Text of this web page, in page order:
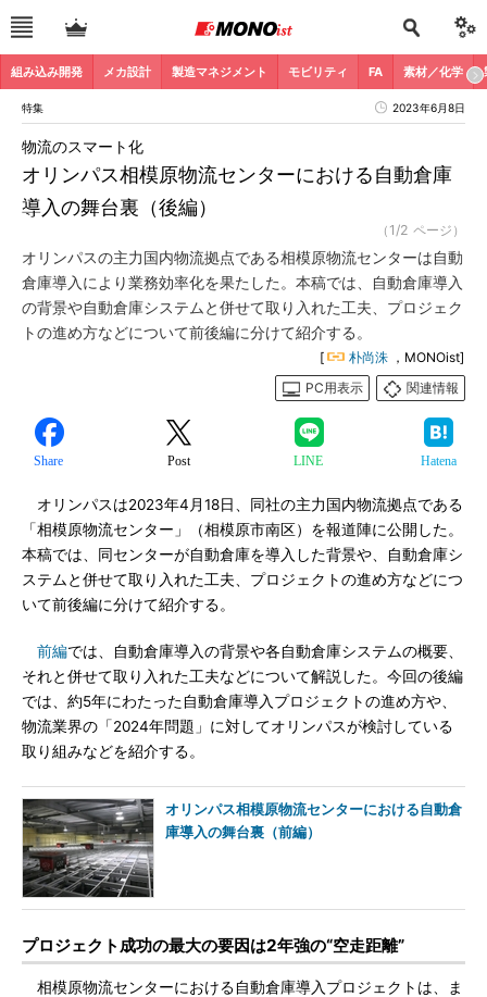
組み込み開発 メカ設計 製造マネジメント モビリティ FA 素材／化学
特集 2023年6月8日
オリンパス相模原物流センターにおける自動倉庫
導入の舞台裏（後編）
物流のスマート化
（1/2 ページ）
オリンパスの主力国内物流拠点である相模原物流センターは自動
倉庫導入により業務効率化を果たした。本稿では、自動倉庫導入
の背景や自動倉庫システムと併せて取り入れた工夫、プロジェク
トの進め方などについて前後編に分けて紹介する。
[ 朴尚洙 ，MONOist]
PC用表示
関連情報
Share Post LINE Hatena
オリンパスは2023年4月18日、同社の主力国内物流拠点である
「相模原物流センター」（相模原市南区）を報道陣に公開した。
本稿では、同センターが自動倉庫を導入した背景や、自動倉庫シ
ステムと併せて取り入れた工夫、プロジェクトの進め方などにつ
いて前後編に分けて紹介する。
前編では、自動倉庫導入の背景や各自動倉庫システムの概要、
それと併せて取り入れた工夫などについて解説した。今回の後編
では、約5年にわたった自動倉庫導入プロジェクトの進め方や、
物流業界の「2024年問題」に対してオリンパスが検討している
取り組みなどを紹介する。
オリンパス相模原物流センターにおける自動倉
庫導入の舞台裏（前編）
プロジェクト成功の最大の要因は2年強の“空走距離”
相模原物流センターにおける自動倉庫導入プロジェクトは、ま